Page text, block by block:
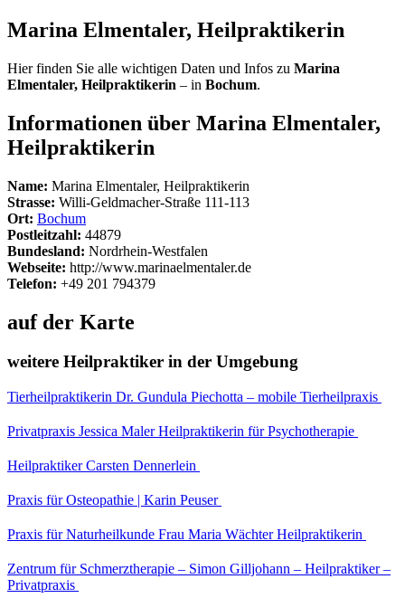
Marina Elmentaler, Heilpraktikerin
Hier finden Sie alle wichtigen Daten und Infos zu Marina
Elmentaler, Heilpraktikerin – in Bochum.
Informationen über Marina Elmentaler,
Heilpraktikerin
Name: Marina Elmentaler, Heilpraktikerin
Strasse: Willi-Geldmacher-Straße 111-113
Ort: Bochum
Postleitzahl: 44879
Bundesland: Nordrhein-Westfalen
Webseite: http://www.marinaelmentaler.de
Telefon: +49 201 794379
auf der Karte
weitere Heilpraktiker in der Umgebung
Tierheilpraktikerin Dr. Gundula Piechotta – mobile Tierheilpraxis
Privatpraxis Jessica Maler Heilpraktikerin für Psychotherapie
Heilpraktiker Carsten Dennerlein
Praxis für Osteopathie | Karin Peuser
Praxis für Naturheilkunde Frau Maria Wächter Heilpraktikerin
Zentrum für Schmerztherapie – Simon Gilljohann – Heilpraktiker –
Privatpraxis